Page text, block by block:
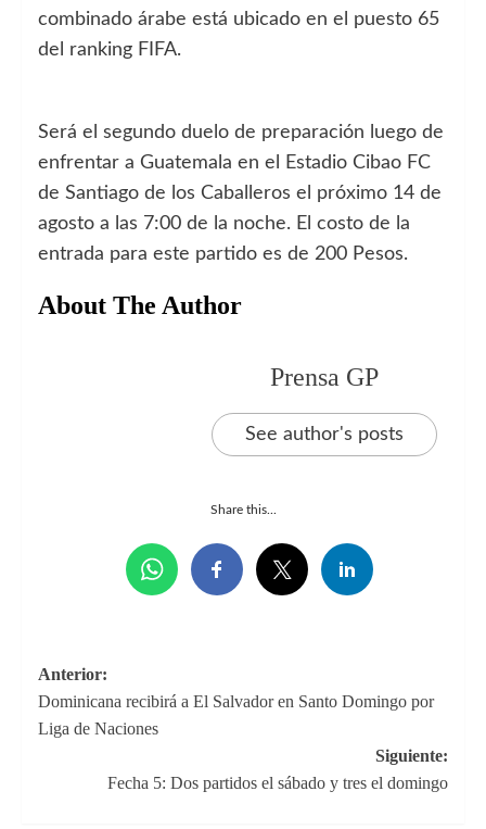
combinado árabe está ubicado en el puesto 65
del ranking FIFA.
Será el segundo duelo de preparación luego de
enfrentar a Guatemala en el Estadio Cibao FC
de Santiago de los Caballeros el próximo 14 de
agosto a las 7:00 de la noche. El costo de la
entrada para este partido es de 200 Pesos.
About The Author
Prensa GP
See author's posts
Share this...
Navegación
de
entradas
Anterior:
Dominicana recibirá a El Salvador en Santo Domingo por
Liga de Naciones
Siguiente:
Fecha 5: Dos partidos el sábado y tres el domingo